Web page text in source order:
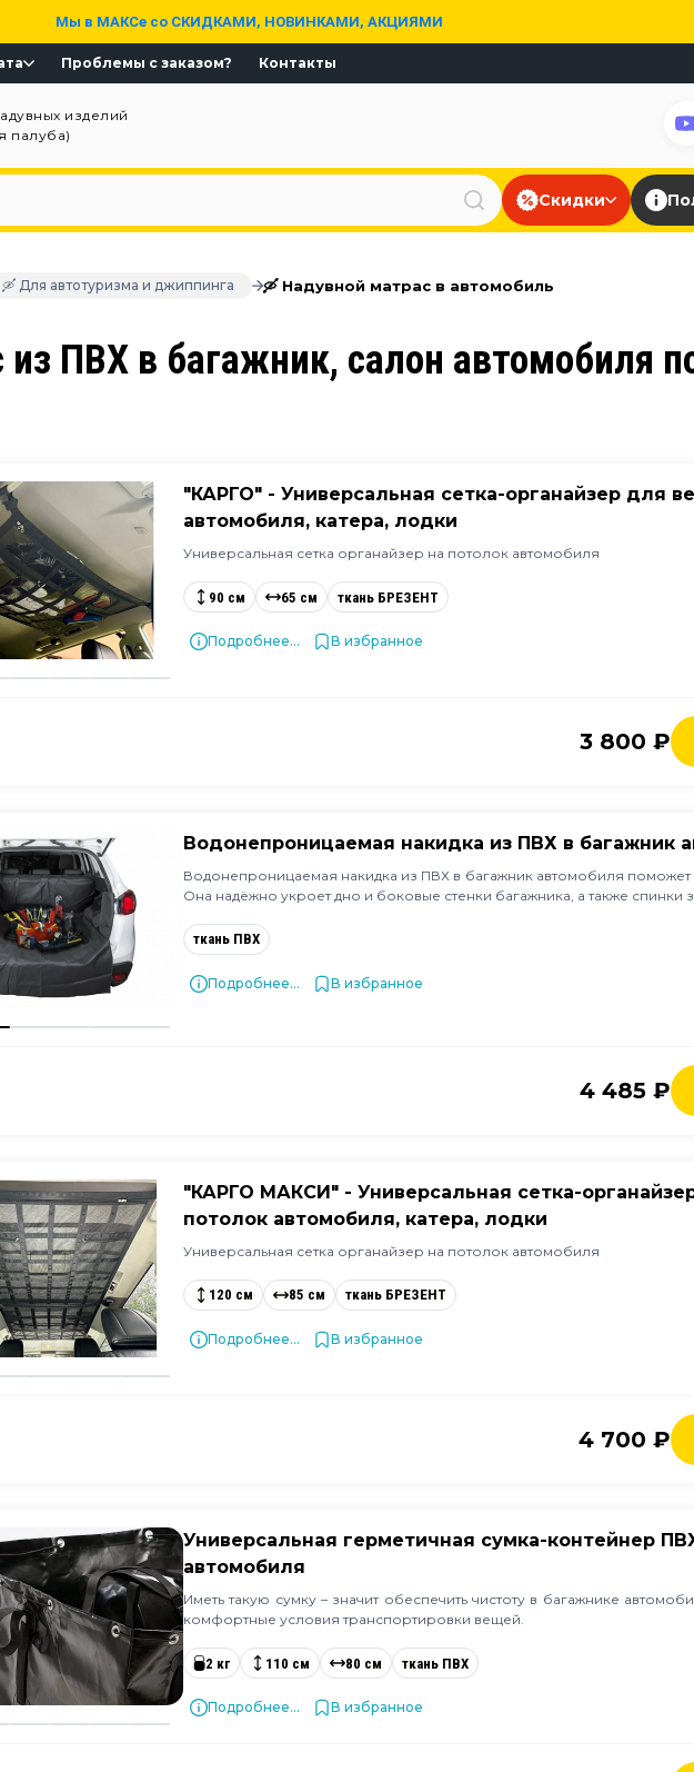
Мы в МАКСе со СКИДКАМИ, НОВИНКАМИ, АКЦИЯМИ
Проблемы с заказом? Контакты
изделий
палуба)
Скидки
🛶 Для автотуризма и джиппинга 🛶 Надувной матрас в автомобиль
ПВХ в багажник, салон автомобиля
"КАРГО" - Универсальная сетка-органайзер для
автомобиля, катера, лодки
Универсальная сетка органайзер на потолок автомобиля
90 см 65 см ткань БРЕЗЕНТ
Подробнее... В избранное
3 800 ₽
Водонепроницаемая накидка из ПВХ в багажник
Водонепроницаемая накидка из ПВХ в багажник автомобиля поможет
Она надёжно укроет дно и боковые стенки багажника, а также спинки
ткань ПВХ
Подробнее... В избранное
4 485 ₽
"КАРГО МАКСИ" - Универсальная сетка-
потолок автомобиля, катера, лодки
Универсальная сетка органайзер на потолок автомобиля
120 см 85 см ткань БРЕЗЕНТ
Подробнее... В избранное
4 700 ₽
Универсальная герметичная сумка-контейнер
автомобиля
Иметь такую сумку – значит обеспечить чистоту в багажнике
комфортные условия транспортировки вещей.
2 кг 110 см 80 см ткань ПВХ
Подробнее... В избранное